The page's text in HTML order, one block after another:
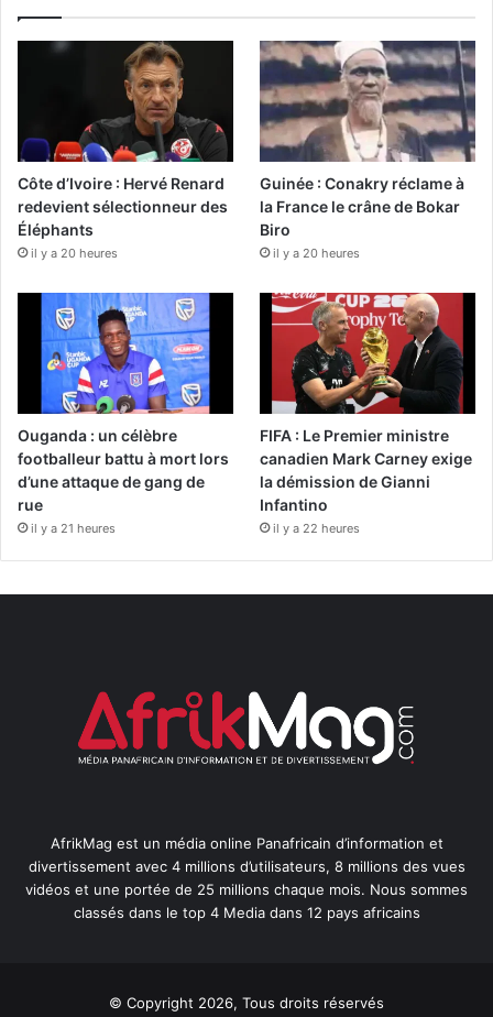
Côte d’Ivoire : Hervé Renard
redevient sélectionneur des
Éléphants
il y a 20 heures
Guinée : Conakry réclame à
la France le crâne de Bokar
Biro
il y a 20 heures
Ouganda : un célèbre
footballeur battu à mort lors
d’une attaque de gang de
rue
il y a 21 heures
FIFA : Le Premier ministre
canadien Mark Carney exige
la démission de Gianni
Infantino
il y a 22 heures
AfrikMag est un média online Panafricain d’information et
divertissement avec 4 millions d’utilisateurs, 8 millions des vues
vidéos et une portée de 25 millions chaque mois. Nous sommes
classés dans le top 4 Media dans 12 pays africains
© Copyright 2026, Tous droits réservés